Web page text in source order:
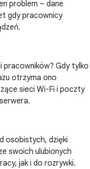
problem – dane
gdy pracownicy
pracowników? Gdy tylko
otrzyma ono
sieci Wi-Fi i poczty
osobistych, dzięki
swoich ulubionych
jak i do rozrywki.